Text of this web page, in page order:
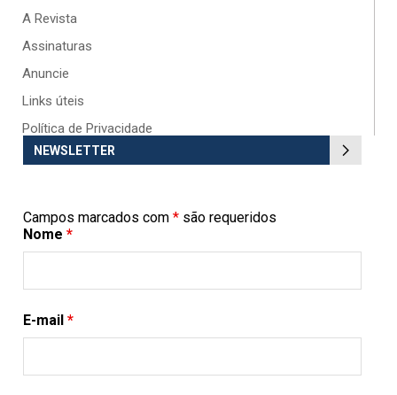
A Revista
Assinaturas
Anuncie
Links úteis
Política de Privacidade
NEWSLETTER
Campos marcados com * são requeridos
Nome *
E-mail *